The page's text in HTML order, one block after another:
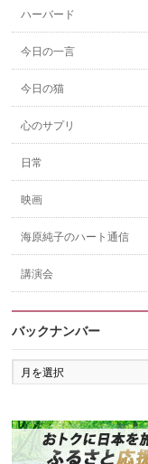
ハーバード
今日の一言
今日の猫
心のサプリ
日常
映画
海原純子のハート通信
講演会
バックナンバー
バ
ッ
ン
バ
ー